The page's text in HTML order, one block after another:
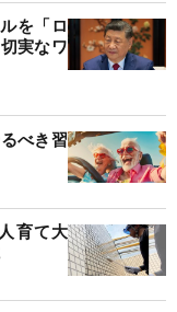
を「ロ
実なワ
べき習
育て大